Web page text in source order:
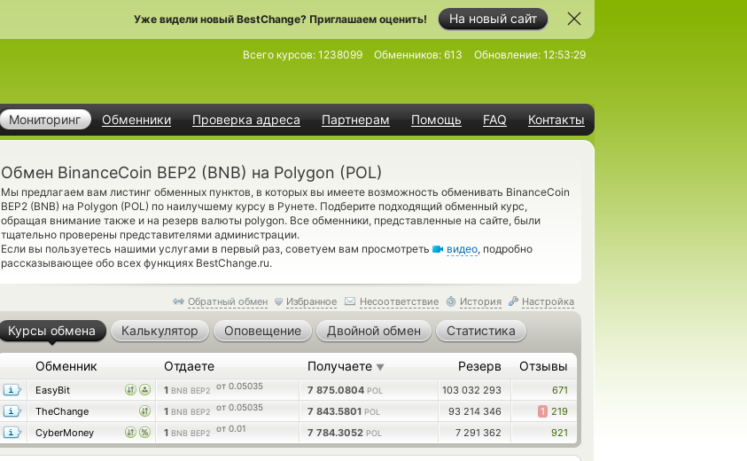
На новый сайт
Уже видели новый BestChange? Приглашаем оценить!
Мониторинг Обменники Проверка адреса Партнерам Помощь FAQ Контакты
Всего курсов: 1238099 Обменников: 613 Обновление: 12:53:29
Обмен BinanceCoin BEP2 (BNB) на Polygon (POL)
Мы предлагаем вам листинг обменных пунктов, в которых вы имеете возможность обменивать BinanceCoin
BEP2 (BNB) на Polygon (POL) по наилучшему курсу в Рунете. Подберите подходящий обменный курс,
обращая внимание также и на резерв валюты polygon. Все обменники, представленные на сайте, были
тщательно проверены представителями администрации.
Если вы пользуетесь нашими услугами в первый раз, советуем вам просмотреть
видео, подробно
рассказывающее обо всех функциях BestChange.ru.
Обратный обмен Избранное Несоответствие История Настройка
Курсы обмена Калькулятор Оповещение Двойной обмен Статистика
Обменник Отдаете Получаете ▼ Резерв Отзывы
EasyBit 1 BNB BEP2 от 0.05035 7 875.0804 POL 103 032 293
671
TheChange
1 BNB BEP2 от 0.05035 7 843.5801 POL 93 214 346 1 219
CyberMoney
1 BNB BEP2 от 0.01 7 784.3052 POL 7 291 362 921